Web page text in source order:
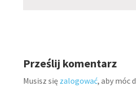
Prześlij komentarz
Musisz się zalogować, aby móc